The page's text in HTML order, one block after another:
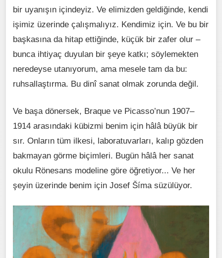
bir uyanışın içindeyiz. Ve elimizden geldiğinde, kendi
işimiz üzerinde çalışmalıyız. Kendimiz için. Ve bu bir
başkasına da hitap ettiğinde, küçük bir zafer olur –
bunca ihtiyaç duyulan bir şeye katkı; söylemekten
neredeyse utanıyorum, ama mesele tam da bu:
ruhsallaştırma. Bu dinî sanat olmak zorunda değil.
Ve başa dönersek, Braque ve Picasso’nun 1907–
1914 arasındaki kübizmi benim için hâlâ büyük bir
sır. Onların tüm ilkesi, laboratuvarları, kalıp gözden
bakmayan görme biçimleri. Bugün hâlâ her sanat
okulu Rönesans modeline göre öğretiyor... Ve her
şeyin üzerinde benim için Josef Šíma süzülüyor.